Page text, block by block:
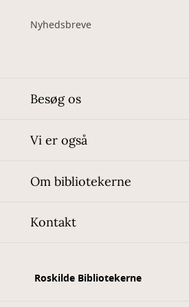
Nyhedsbreve
Besøg os
Vi er også
Om bibliotekerne
Kontakt
Roskilde Bibliotekerne